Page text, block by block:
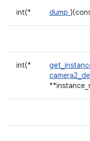
int(* dump
int(*